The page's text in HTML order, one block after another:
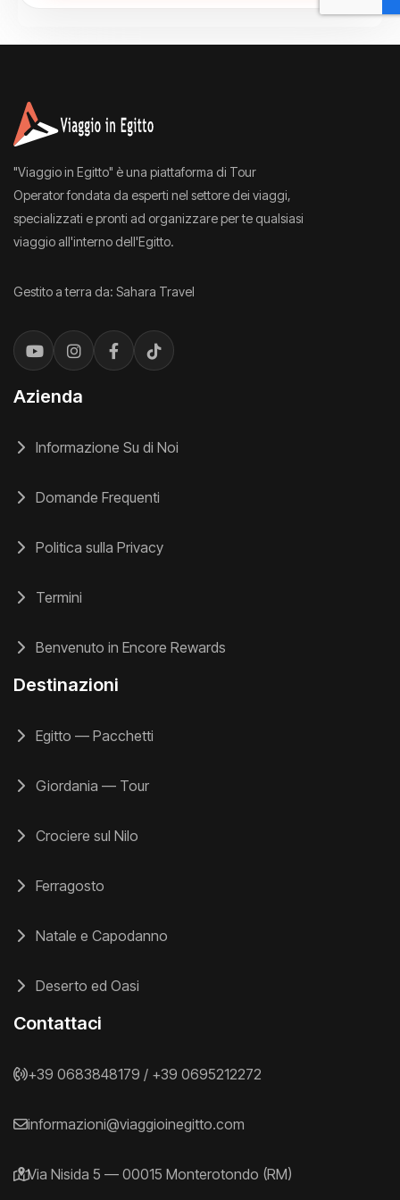
"Viaggio in Egitto" è una piattaforma di Tour
Operator fondata da esperti nel settore dei viaggi,
specializzati e pronti ad organizzare per te qualsiasi
viaggio all'interno dell'Egitto.
Gestito a terra da: Sahara Travel
Azienda
Informazione Su di Noi
Domande Frequenti
Politica sulla Privacy
Termini
Benvenuto in Encore Rewards
Destinazioni
Egitto — Pacchetti
Giordania — Tour
Crociere sul Nilo
Ferragosto
Natale e Capodanno
Deserto ed Oasi
Contattaci
+39 0683848179 / +39 0695212272
informazioni@viaggioinegitto.com
Via Nisida 5 — 00015 Monterotondo (RM)